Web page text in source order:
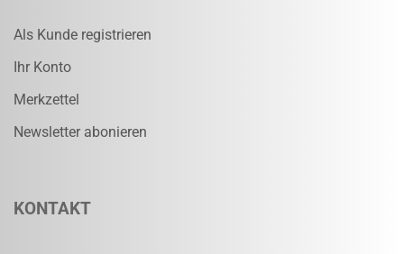
Als Kunde registrieren
Ihr Konto
Merkzettel
Newsletter abonieren
KONTAKT